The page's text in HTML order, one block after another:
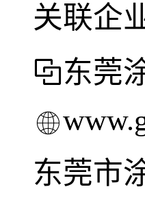
关联企
东莞
东莞市